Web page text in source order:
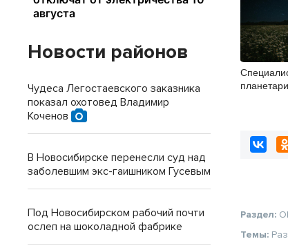
Раздел:
Темы:
Новости районов
Чудеса Легостаевского заказника
показал охотовед Владимир
Коченов
В Новосибирске перенесли суд над
заболевшим экс-гаишником Гусевым
Под Новосибирском рабочий почти
ослеп на шоколадной фабрике